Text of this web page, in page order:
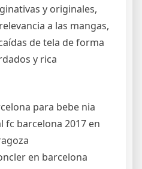
y originales,
a las mangas,
de tela de forma
y rica